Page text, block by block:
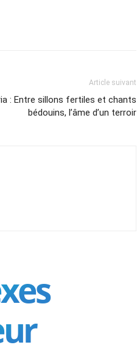
Article suivant
: Entre sillons fertiles et chants
bédouins, l’âme d’un terroir